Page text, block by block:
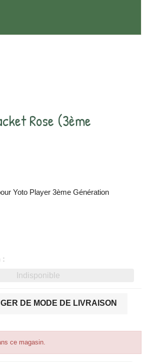
Rose (3ème
Yoto Player 3ème Génération
:
Indisponible
DE MODE DE LIVRAISON
ce magasin.